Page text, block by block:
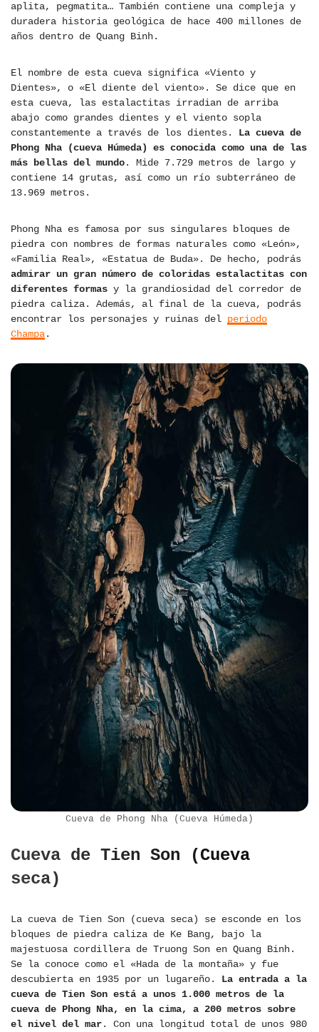
aplita, pegmatita… También contiene una compleja y
duradera historia geológica de hace 400 millones de
años dentro de Quang Binh.
El nombre de esta cueva significa «Viento y
Dientes», o «El diente del viento». Se dice que en
esta cueva, las estalactitas irradian de arriba
abajo como grandes dientes y el viento sopla
constantemente a través de los dientes. La cueva de
Phong Nha (cueva Húmeda) es conocida como una de las
más bellas del mundo. Mide 7.729 metros de largo y
contiene 14 grutas, así como un río subterráneo de
13.969 metros.
Phong Nha es famosa por sus singulares bloques de
piedra con nombres de formas naturales como «León»,
«Familia Real», «Estatua de Buda». De hecho, podrás
admirar un gran número de coloridas estalactitas con
diferentes formas y la grandiosidad del corredor de
piedra caliza. Además, al final de la cueva, podrás
encontrar los personajes y ruinas del periodo
Champa.
Cueva de Phong Nha (Cueva Húmeda)
Cueva de Tien Son (Cueva
seca)
La cueva de Tien Son (cueva seca) se esconde en los
bloques de piedra caliza de Ke Bang, bajo la
majestuosa cordillera de Truong Son en Quang Binh.
Se la conoce como el «Hada de la montaña» y fue
descubierta en 1935 por un lugareño. La entrada a la
cueva de Tien Son está a unos 1.000 metros de la
cueva de Phong Nha, en la cima, a 200 metros sobre
el nivel del mar. Con una longitud total de unos 980